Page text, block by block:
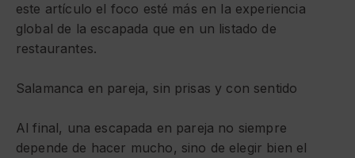
este artículo el foco esté más en la experiencia
global de la escapada que en un listado de
restaurantes.
Salamanca en pareja, sin prisas y con sentido
Al final, una escapada en pareja no siempre
depende de hacer mucho, sino de elegir bien el